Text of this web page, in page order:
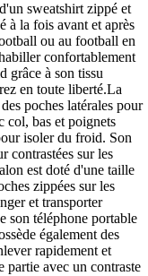
sweatshirt zippé et
à la fois avant et après
ou au football en
confortablement
grâce à son tissu
en toute liberté.La
poches latérales pour
col, bas et poignets
isoler du froid. Son
contrastées sur les
est doté d'une taille
zippées sur les
et transporter
son téléphone portable
également des
rapidement et
partie avec un contraste